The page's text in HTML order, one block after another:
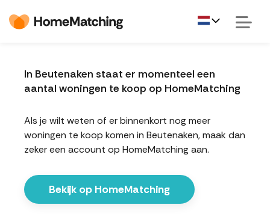
In Beutenaken staat er momenteel een
aantal woningen te koop op HomeMatching
Als je wilt weten of er binnenkort nog meer
woningen te koop komen in Beutenaken, maak dan
zeker een account op HomeMatching aan.
Bekijk op HomeMatching